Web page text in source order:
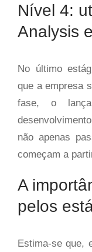
Nível 4:
Analysis
No último
que a empresa
fase, o
não apenas
começam a
A
pelos
Estima-se que,